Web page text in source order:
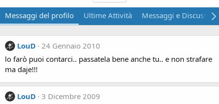
Messaggi del profilo Ultime Attività Messaggi e
LouD 24 Gennaio 2010
lo farò puoi contarci.. passatela bene anche tu.. e non strafare
ma daje!!!
LouD 3 Dicembre 2009